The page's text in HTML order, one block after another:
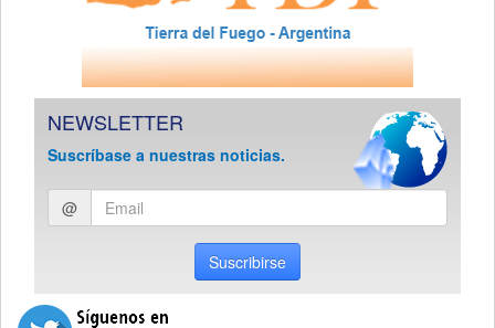
NEWSLETTER
Suscríbase a nuestras noticias.
Ingresar
email
@
Suscribirse